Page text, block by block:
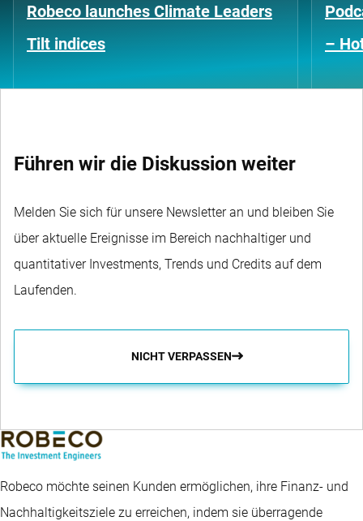
Robeco launches Climate Leaders
Tilt indices
–
Führen wir die Diskussion weiter
Melden Sie sich für unsere Newsletter an und bleiben Sie
über aktuelle Ereignisse im Bereich nachhaltiger und
quantitativer Investments, Trends und Credits auf dem
Laufenden.
NICHT VERPASSEN
Robeco möchte seinen Kunden ermöglichen, ihre Finanz- und
Nachhaltigkeitsziele zu erreichen, indem sie überragende